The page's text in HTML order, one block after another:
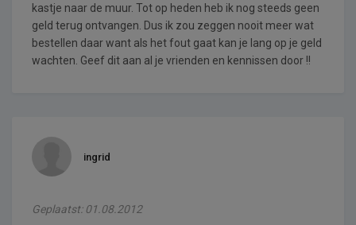
kastje naar de muur. Tot op heden heb ik nog steeds geen
geld terug ontvangen. Dus ik zou zeggen nooit meer wat
bestellen daar want als het fout gaat kan je lang op je geld
wachten. Geef dit aan al je vrienden en kennissen door !!
ingrid
Geplaatst: 01.08.2012